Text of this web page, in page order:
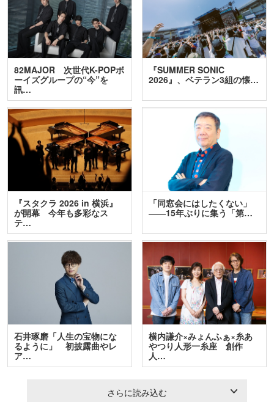
82MAJOR 次世代K-POPボ
ーイズグループの“今”を
訊…
『SUMMER SONIC
2026』、ベテラン3組の懐…
『スタクラ 2026 in 横浜』
が開幕 今年も多彩なス
テ…
「同窓会にはしたくない」
――15年ぶりに集う「第…
石井琢磨「人生の宝物にな
るように」 初披露曲やレ
ア…
横内謙介×みょんふぁ×糸あ
やつり人形一糸座 創作
人…
さらに読み込む